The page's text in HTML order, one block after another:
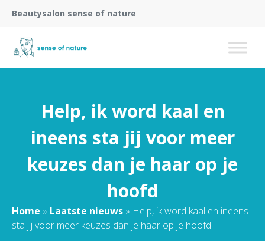
Beautysalon sense of nature
Help, ik word kaal en
ineens sta jij voor meer
keuzes dan je haar op je
hoofd
Home » Laatste nieuws » Help, ik word kaal en ineens
sta jij voor meer keuzes dan je haar op je hoofd